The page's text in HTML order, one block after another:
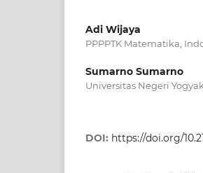
Adi Wijaya
PPPPTK Matematika,
Sumarno Sumarno
Universitas Negeri
DOI: https://doi.org/